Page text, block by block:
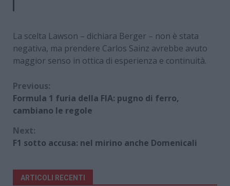
La scelta Lawson – dichiara Berger – non è stata
negativa, ma prendere Carlos Sainz avrebbe avuto
maggior senso in ottica di esperienza e continuità.
Continue
Reading
Previous:
Formula 1 furia della FIA: pugno di ferro,
cambiano le regole
Next:
F1 sotto accusa: nel mirino anche Domenicali
ARTICOLI RECENTI